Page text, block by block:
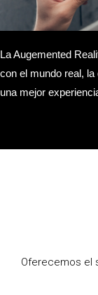
La Augemented
con el mundo real,
una mejor
Oferecemos el